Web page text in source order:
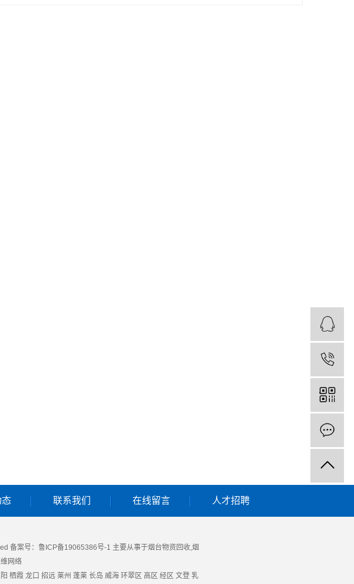
态 联系我们 在线留言 人才招聘
备案号： 鲁ICP备19065386号-1 主要从事于烟台物资回收,烟
网络
栖霞 龙口 招远 莱州 蓬莱 长岛 威海 环翠区 高区 经区 文登 乳